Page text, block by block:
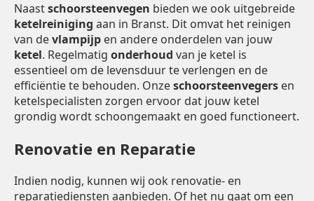
Naastschoorsteenvegen bieden we ook uitgebreide
ketelreiniging aan in Branst. Dit omvat het reinigen
van devlampijp en andere onderdelen van jouw
ketel. Regelmatig onderhoud van je ketel is
essentieel om de levensduur te verlengen en de
efficiëntie te behouden. Onzeschoorsteenvegers en
ketelspecialisten zorgen ervoor dat jouw ketel
grondig wordt schoongemaakt en goed functioneert.
Renovatie en Reparatie
Indien nodig, kunnen wij ook renovatie- en
reparatiediensten aanbieden. Of het nu gaat om een